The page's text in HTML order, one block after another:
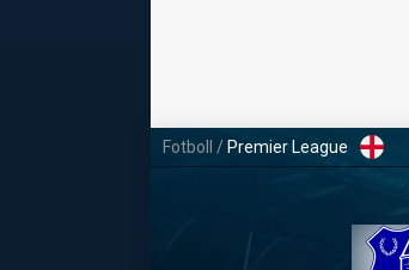
Fotboll / Premier League